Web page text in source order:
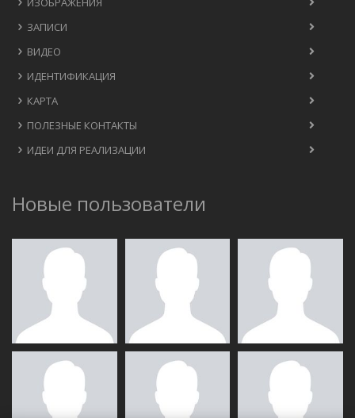
ЗАПИСИ
ВИДЕО
ИДЕНТИФИКАЦИЯ
КАРТА
ПОЛЕЗНЫЕ КОНТАКТЫ
ИДЕИ ДЛЯ РЕАЛИЗАЦИИ
Новые пользователи